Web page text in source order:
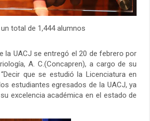
total de 1,444 alumnos
la UACJ se entregó el 20 de febrero por
A. C.(Concapren), a cargo de su
que se estudió la Licenciatura en
estudiantes egresados de la UACJ, ya
excelencia académica en el estado de